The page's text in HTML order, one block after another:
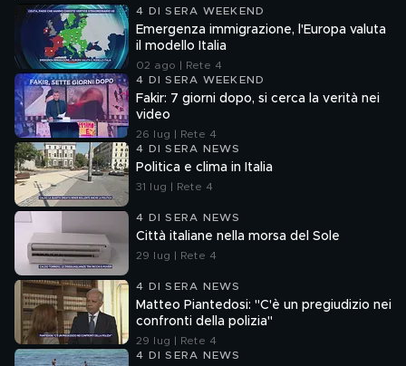
4 DI SERA WEEKEND
Emergenza immigrazione, l'Europa valuta
il modello Italia
02 ago | Rete 4
4 DI SERA WEEKEND
Fakir: 7 giorni dopo, si cerca la verità nei
video
26 lug | Rete 4
4 DI SERA NEWS
Politica e clima in Italia
31 lug | Rete 4
4 DI SERA NEWS
Città italiane nella morsa del Sole
29 lug | Rete 4
4 DI SERA NEWS
Matteo Piantedosi: "C'è un pregiudizio nei
confronti della polizia"
29 lug | Rete 4
4 DI SERA NEWS